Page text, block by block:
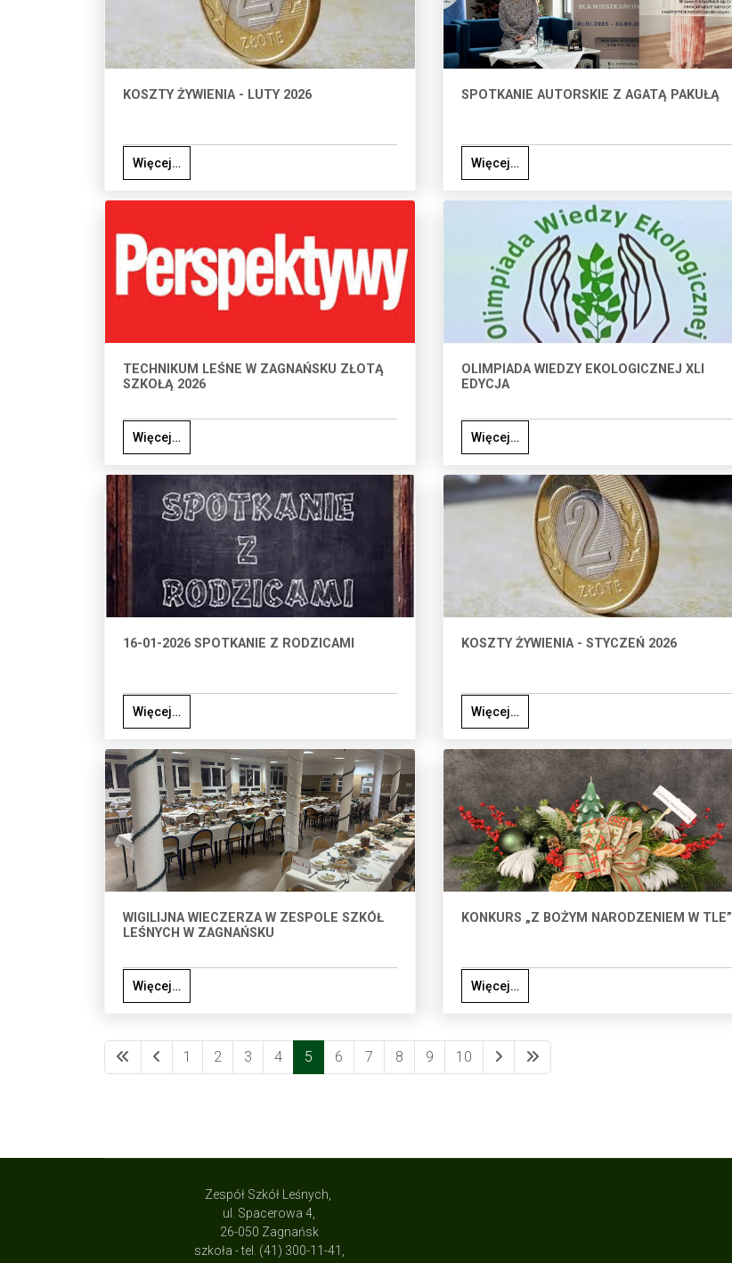
KOSZTY ŻYWIENIA - LUTY 2026
Więcej…
SPOTKANIE AUTORSKIE Z AGATĄ PAKUŁĄ
Więcej…
TECHNIKUM LEŚNE W ZAGNAŃSKU ZŁOTĄ
SZKOŁĄ 2026
Więcej…
OLIMPIADA WIEDZY EKOLOGICZNEJ XLI
EDYCJA
Więcej…
16-01-2026 SPOTKANIE Z RODZICAMI
Więcej…
KOSZTY ŻYWIENIA - STYCZEŃ 2026
Więcej…
WIGILIJNA WIECZERZA W ZESPOLE SZKÓŁ
LEŚNYCH W ZAGNAŃSKU
Więcej…
KONKURS „Z BOŻYM NARODZENIEM W TLE”
Więcej…
1 2 3 4 5 6 7 8 9 10
Zespół Szkół Leśnych,
ul. Spacerowa 4,
26-050 Zagnańsk
szkoła - tel. (41) 300-11-41,